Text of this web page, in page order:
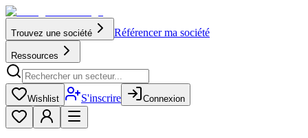
Trouvez une société Référencer ma société
Ressources
Wishlist S'inscrire Connexion